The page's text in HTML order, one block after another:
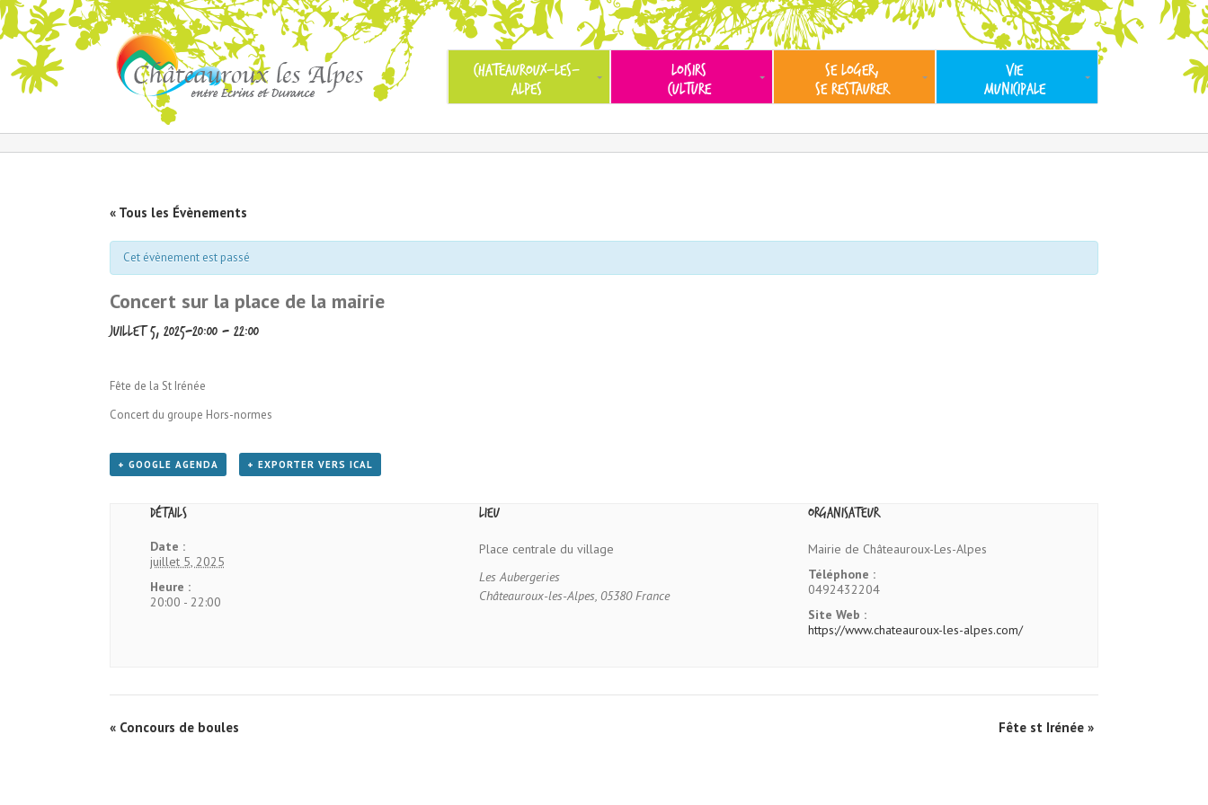
CHATEAUROUX-LES-
ALPES
LOISIRS
CULTURE
SE LOGER,
SE RESTAURER
VIE
MUNICIPALE
« Tous les Évènements
Cet évènement est passé
Concert sur la place de la mairie
juillet 5, 2025-20:00 - 22:00
Fête de la St Irénée
Concert du groupe Hors-normes
+ GOOGLE AGENDA + EXPORTER VERS ICAL
Détails
Date :
juillet 5, 2025
Heure :
20:00 - 22:00
Lieu
Place centrale du village
Les Aubergeries
Châteauroux-les-Alpes, 05380 France
Organisateur
Mairie de Châteauroux-Les-Alpes
Téléphone :
0492432204
Site Web :
https://www.chateauroux-les-alpes.com/
« Concours de boules Fête st Irénée »